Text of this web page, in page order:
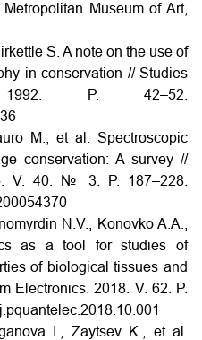
Museum of Art,
S. A note on the use of
in conservation // Studies
P. 42–52.
M., et al. Spectroscopic
conservation: A survey //
V. 40. № 3. P. 187–228.
N.V., Konovko A.A.,
as a tool for studies of
of biological tissues and
Electronics. 2018. V. 62. P.
I., Zaytsev K., et al.